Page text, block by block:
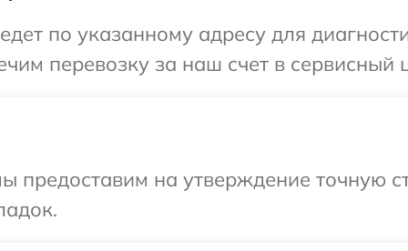
по указанному адресу для
перевозку за наш счет в сервисный
предоставим на утверждение точную